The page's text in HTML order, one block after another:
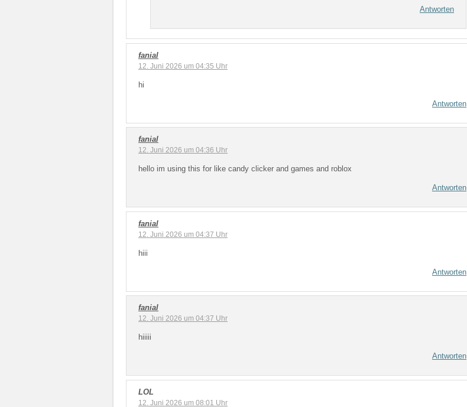
Antworten
fanial
12. Juni 2026 um 04:35 Uhr
hi
Antworten
fanial
12. Juni 2026 um 04:36 Uhr
hello im using this for like candy clicker and games and roblox
Antworten
fanial
12. Juni 2026 um 04:37 Uhr
hiii
Antworten
fanial
12. Juni 2026 um 04:37 Uhr
hiiiii
Antworten
LOL
12. Juni 2026 um 08:01 Uhr